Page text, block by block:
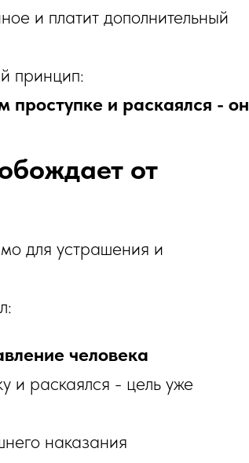
и платит дополнительный
принцип:
проступке и раскаялся - он
от
для устрашения и
человека
и раскаялся - цель уже
наказания